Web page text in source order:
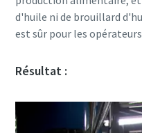
d'huile ni de brouillard
est sûr pour les
Résultat :